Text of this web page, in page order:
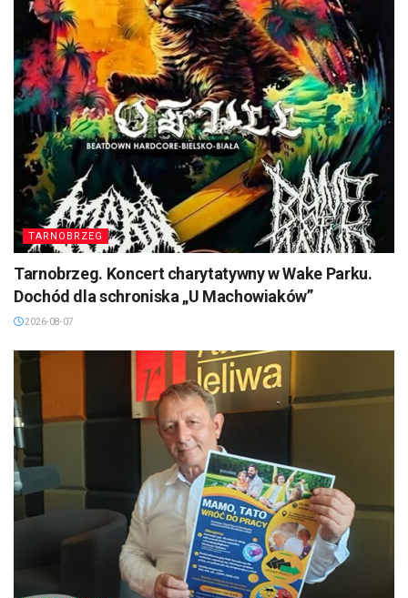
TARNOBRZEG
Tarnobrzeg. Koncert charytatywny w Wake Parku.
Dochód dla schroniska „U Machowiaków”
2026-08-07